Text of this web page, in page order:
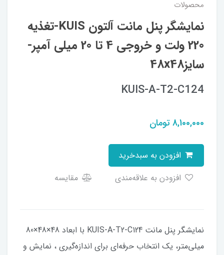
محصولات
نمایشگر پنل مانت آلتون KUIS-تغذیه
220 ولت و خروجی 4 تا 20 میلی آمپر-
سایز48x48
KUIS-A-T2-C124
8,100,000تومان
مقایسه
نمایشگر پنل مانت KUIS-A-T2-C124 با ابعاد 48×48×80
میلی‌متر، یک انتخاب حرفه‌ای برای اندازه‌گیری ، نمایش و